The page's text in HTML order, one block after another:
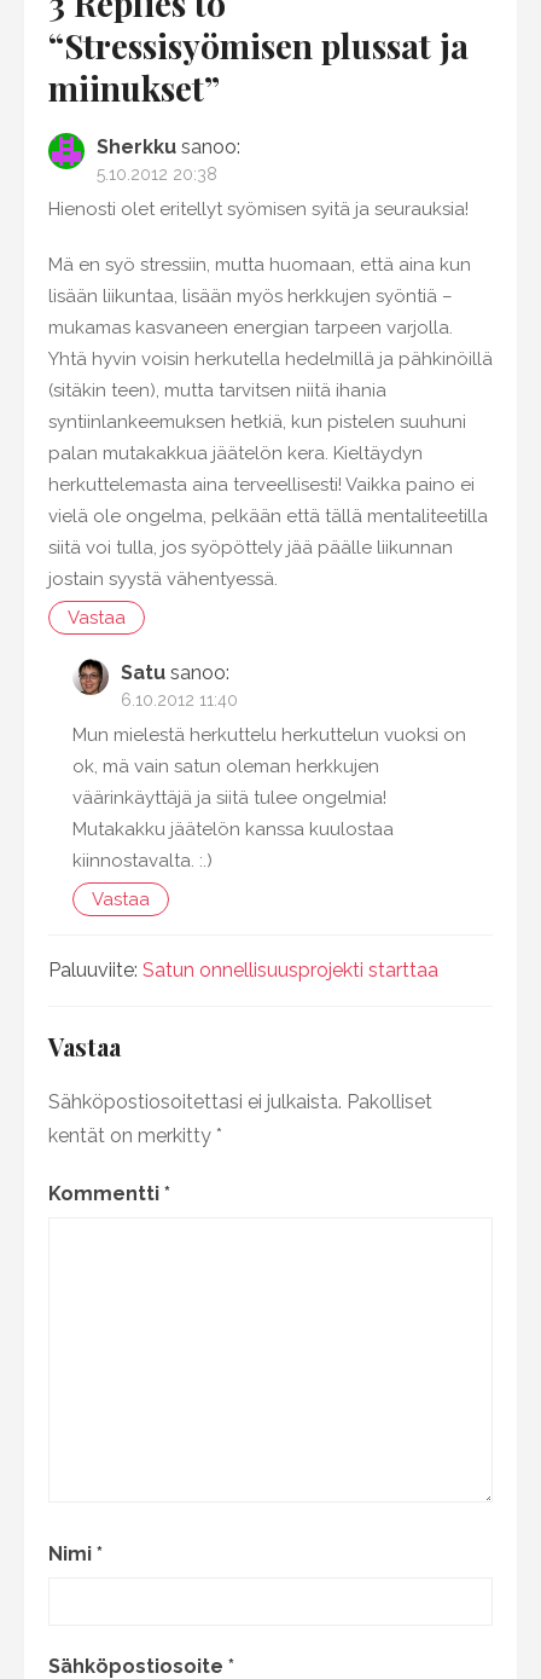
“Stressisyömisen plussat ja
miinukset”
Sherkku sanoo:
5.10.2012 20:38
Hienosti olet eritellyt syömisen syitä ja seurauksia!
Mä en syö stressiin, mutta huomaan, että aina kun
lisään liikuntaa, lisään myös herkkujen syöntiä –
mukamas kasvaneen energian tarpeen varjolla.
Yhtä hyvin voisin herkutella hedelmillä ja pähkinöillä
(sitäkin teen), mutta tarvitsen niitä ihania
syntiinlankeemuksen hetkiä, kun pistelen suuhuni
palan mutakakkua jäätelön kera. Kieltäydyn
herkuttelemasta aina terveellisesti! Vaikka paino ei
vielä ole ongelma, pelkään että tällä mentaliteetilla
siitä voi tulla, jos syöpöttely jää päälle liikunnan
jostain syystä vähentyessä.
Vastaa
Satu sanoo:
6.10.2012 11:40
Mun mielestä herkuttelu herkuttelun vuoksi on
ok, mä vain satun oleman herkkujen
väärinkäyttäjä ja siitä tulee ongelmia!
Mutakakku jäätelön kanssa kuulostaa
kiinnostavalta. :.)
Vastaa
Paluuviite: Satun onnellisuusprojekti starttaa
Vastaa
Sähköpostiosoitettasi ei julkaista. Pakolliset
kentät on merkitty *
Kommentti *
Nimi *
Sähköpostiosoite *